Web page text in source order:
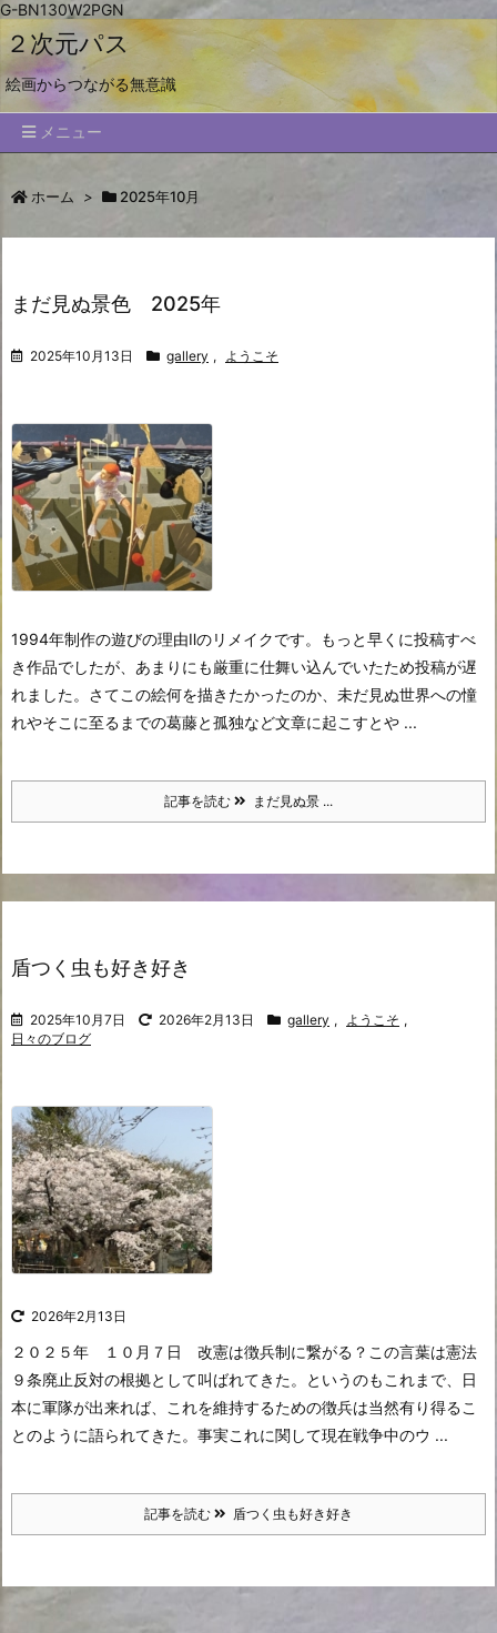
G-BN130W2PGN
２次元パス
絵画からつながる無意識
メニュー
ホーム > 2025年10月
まだ見ぬ景色 2025年
2025年10月13日 gallery , ようこそ
1994年制作の遊びの理由Ⅱのリメイクです。もっと早くに投稿すべ
き作品でしたが、あまりにも厳重に仕舞い込んでいたため投稿が遅
れました。さてこの絵何を描きたかったのか、未だ見ぬ世界への憧
れやそこに至るまでの葛藤と孤独など文章に起こすとや ...
記事を読む まだ見ぬ景 ...
盾つく虫も好き好き
2025年10月7日 2026年2月13日 gallery , ようこそ ,
日々のブログ
2026年2月13日
２０２５年 １０月７日 改憲は徴兵制に繋がる？ この言葉は憲法
９条廃止反対の根拠として叫ばれてきた。というのもこれまで、日
本に軍隊が出来れば、これを維持するための徴兵は当然有り得るこ
とのように語られてきた。事実これに関して現在戦争中のウ ...
記事を読む 盾つく虫も好き好き